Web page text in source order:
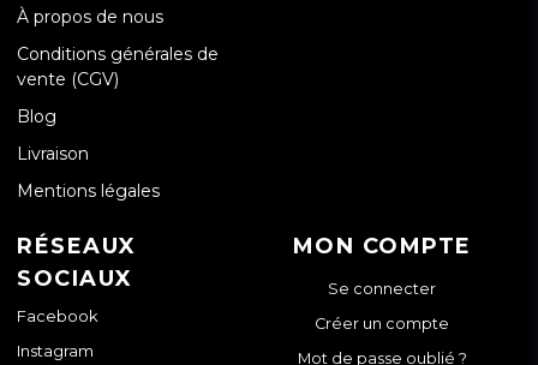
À propos de nous
Conditions générales de
vente (CGV)
Blog
Livraison
Mentions légales
RÉSEAUX
SOCIAUX
Facebook
Instagram
MON COMPTE
Se connecter
Créer un compte
Mot de passe oublié ?